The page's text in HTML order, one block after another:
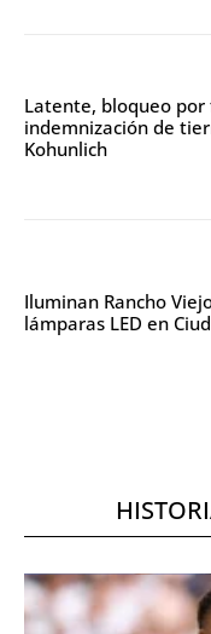
Latente, bloqueo por
indemnización de
Kohunlich
Iluminan Rancho
lámparas LED en